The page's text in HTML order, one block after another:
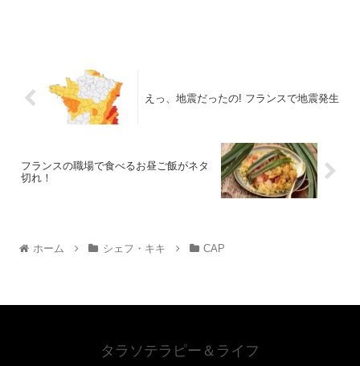
えっ、地震だったの! フランスで地震発生
フランスの職場で食べるお昼ご飯がネタ
切れ！
ホーム シェフ・キキ CAP
タラソテラピー＆ライフ